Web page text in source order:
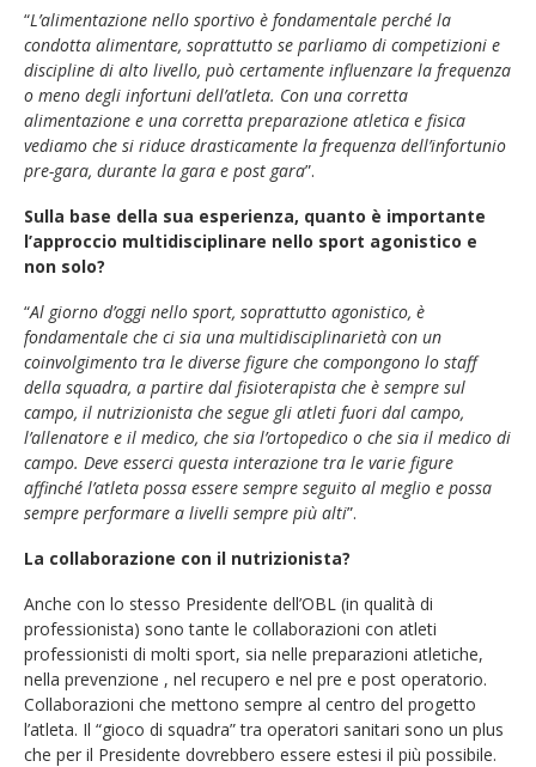
“L’alimentazione nello sportivo è fondamentale perché la
condotta alimentare, soprattutto se parliamo di competizioni e
discipline di alto livello, può certamente influenzare la frequenza
o meno degli infortuni dell’atleta. Con una corretta
alimentazione e una corretta preparazione atletica e fisica
vediamo che si riduce drasticamente la frequenza dell’infortunio
pre-gara, durante la gara e post gara”.
Sulla base della sua esperienza, quanto è importante
l’approccio multidisciplinare nello sport agonistico e
non solo?
“Al giorno d’oggi nello sport, soprattutto agonistico, è
fondamentale che ci sia una multidisciplinarietà con un
coinvolgimento tra le diverse figure che compongono lo staff
della squadra, a partire dal fisioterapista che è sempre sul
campo, il nutrizionista che segue gli atleti fuori dal campo,
l’allenatore e il medico, che sia l’ortopedico o che sia il medico di
campo. Deve esserci questa interazione tra le varie figure
affinché l’atleta possa essere sempre seguito al meglio e possa
sempre performare a livelli sempre più alti”.
La collaborazione con il nutrizionista?
Anche con lo stesso Presidente dell’OBL (in qualità di
professionista) sono tante le collaborazioni con atleti
professionisti di molti sport, sia nelle preparazioni atletiche,
nella prevenzione , nel recupero e nel pre e post operatorio.
Collaborazioni che mettono sempre al centro del progetto
l’atleta. Il “gioco di squadra” tra operatori sanitari sono un plus
che per il Presidente dovrebbero essere estesi il più possibile.